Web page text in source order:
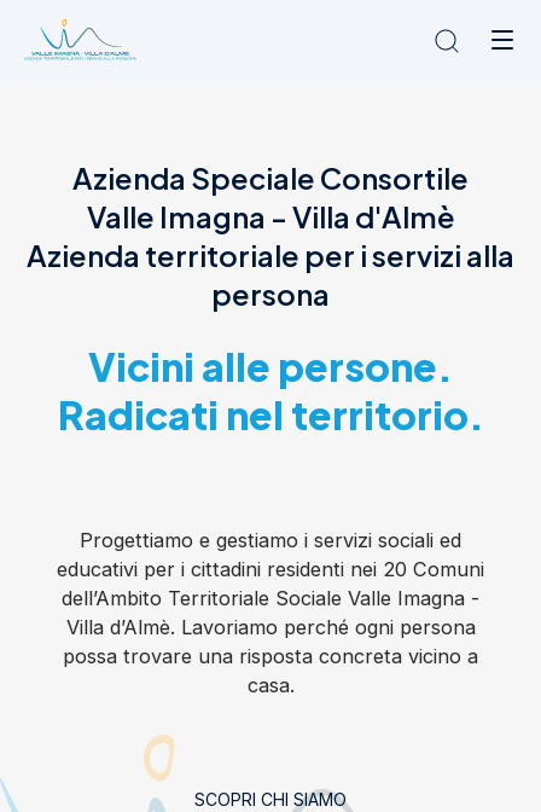
L'Ambito
Cosa facciamo
News
Amministrazione trasparente
Azienda Speciale Consortile
Valle Imagna - Villa d'Almè
Azienda territoriale per i servizi alla
persona
Vicini alle persone.
Radicati nel territorio.
Progettiamo e gestiamo i servizi sociali ed
educativi per i cittadini residenti nei 20 Comuni
dell’Ambito Territoriale Sociale Valle Imagna -
Villa d’Almè. Lavoriamo perché ogni persona
possa trovare una risposta concreta vicino a
casa.
SCOPRI CHI SIAMO